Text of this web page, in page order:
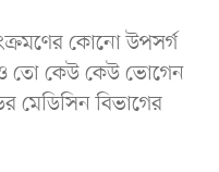
কোনো উপসর্গ
তো কেউ কেউ ভোগেন
মেডিসিন বিভাগের